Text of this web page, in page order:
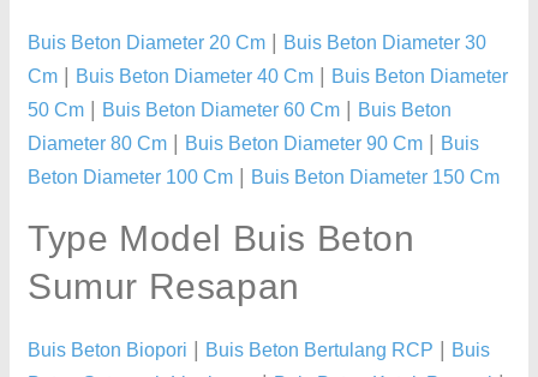
Buis Beton Diameter 20 Cm
Buis Beton Diameter 30
Cm
Buis Beton Diameter 40 Cm
Buis Beton Diameter
50 Cm
Buis Beton Diameter 60 Cm
Buis Beton
Diameter 80 Cm
Buis Beton Diameter 90 Cm
Buis
Beton Diameter 100 Cm
Buis Beton Diameter 150 Cm
Type Model Buis Beton
Sumur Resapan
Buis Beton Biopori Buis Beton Bertulang RCP
Buis